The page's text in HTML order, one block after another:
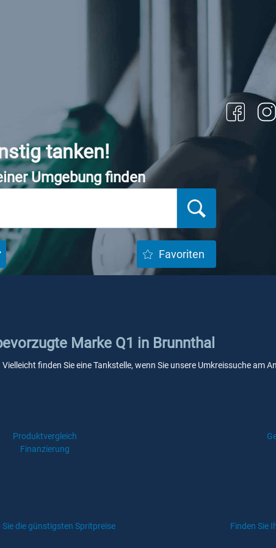
tanken!
Umgebung finden
Favoriten
Marke Q1 in Brunnthal
finden Sie eine Tankstelle, wenn Sie unsere Umkreissuche am
Produktvergleich
Finanzierung
Sie die günstigsten Spritpreise Finden Sie